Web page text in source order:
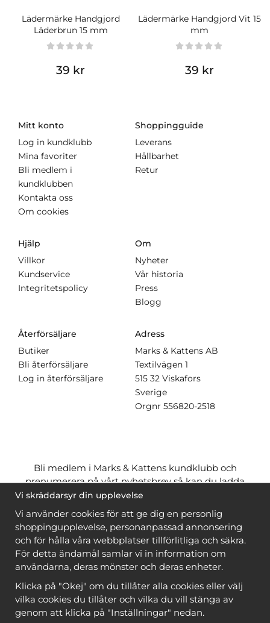
Lädermärke Handgjord
Läderbrun 15 mm
39 kr
Lädermärke Handgjord Vit 15
mm
39 kr
Mitt konto
Log in kundklubb
Mina favoriter
Bli medlem i
kundklubben
Kontakta oss
Om cookies
Shoppingguide
Leverans
Hållbarhet
Retur
Hjälp
Villkor
Kundservice
Integritetspolicy
Om
Nyheter
Vår historia
Press
Blogg
Återförsäljare
Butiker
Bli återförsäljare
Log in återförsäljare
Adress
Marks & Kattens AB
Textilvägen 1
515 32 Viskafors
Sverige
Orgnr 556820-2518
Bli medlem i Marks & Kattens kundklubb och
prenumerera på vårt nyhetsbrev så kan du ladda
ner många mönstergratisoch få många
när du handlar garn till mönstret. Du ser vilka som
ärgratis när du ärinloggad.
Bli medlem
Vi skräddarsyr din upplevelse
Vi använder cookies för att ge dig en personlig
shoppingupplevelse, personanpassad annonsering
och för hålla våra webbplatser tillförlitliga och säkra.
För detta ändamål samlar vi in information om
användarna, deras mönster och deras enheter.
Klicka på "Okej" om du tillåter alla cookies eller välj
vilka cookies du tillåter och vilka du vill stänga av
genom att klicka på "Inställningar" nedan.